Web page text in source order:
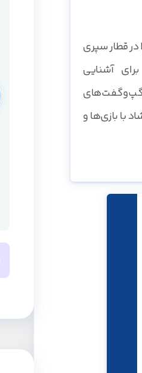
در قطار سپری
آشنایی
با بازی‌ها و